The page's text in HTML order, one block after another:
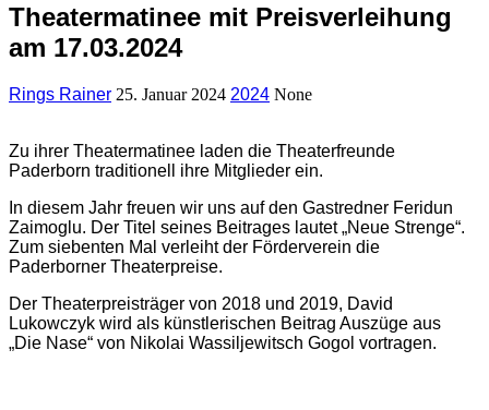
Theatermatinee mit Preisverleihung
am 17.03.2024
Rings Rainer 25. Januar 2024 2024 None
Zu ihrer Theatermatinee laden die Theaterfreunde
Paderborn traditionell ihre Mitglieder ein.
In diesem Jahr freuen wir uns auf den Gastredner Feridun
Zaimoglu. Der Titel seines Beitrages lautet „Neue Strenge“.
Zum siebenten Mal verleiht der Förderverein die
Paderborner Theaterpreise.
Der Theaterpreisträger von 2018 und 2019, David
Lukowczyk wird als künstlerischen Beitrag Auszüge aus
„Die Nase“ von Nikolai Wassiljewitsch Gogol vortragen.